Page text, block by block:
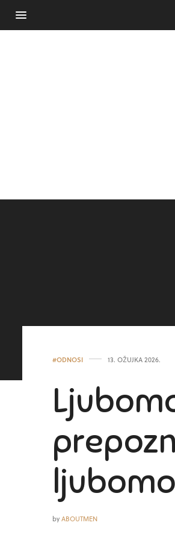
#ODNOSI 13. OŽUJKA 2026.
byABOUTMEN